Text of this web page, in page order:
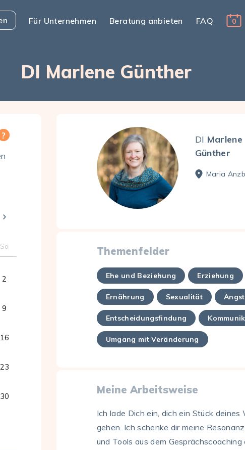
Für Unternehmen Beratung anbieten
FAQ
0
DI Marlene Günther
So
2
9
16
23
30
DI Marlene
Günther
Maria
Themenfelder
Ehe und Beziehung Erziehung
Ernährung Sexualität
Entscheidungsfindung
Umgang mit Veränderung
Meine Arbeitsweise
Ich lade Dich ein, dich ein Stück deines
gehen. Ich schenke dir meine
und Tools aus dem